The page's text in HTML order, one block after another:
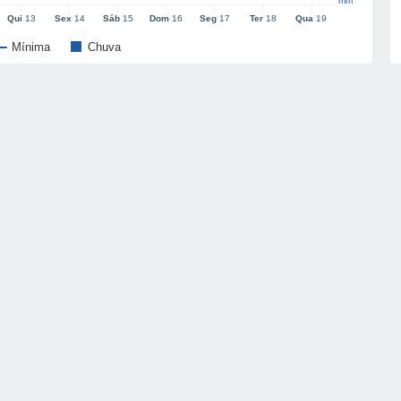
Mínima Chuva
Qui 13 Sex 14 Sáb15 Dom 16 Seg17 Ter18 Qua 19